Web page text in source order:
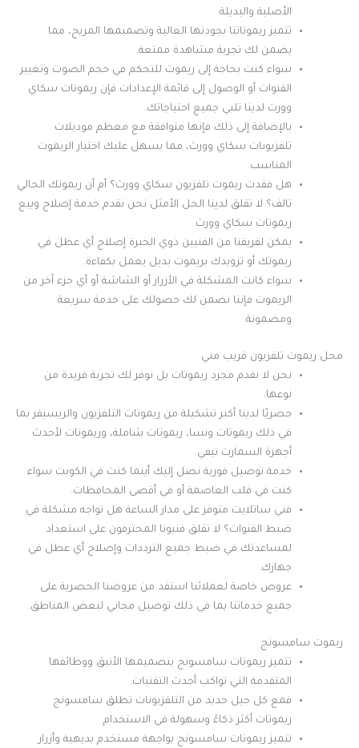
الأصلية والبديلة.
تتميز ريموتاتنا بجودتها العالية وتصميمها المريح، مما
يضمن لك تجربة مشاهدة ممتعة.
سواء كنت بحاجة إلى ريموت للتحكم في حجم الصوت وتغيير
القنوات أو الوصول إلى قائمة الإعدادات فإن ريموتات سكاي
وورث لدينا تلبي جميع احتياجاتك.
بالإضافة إلى ذلك فإنها متوافقة مع معظم موديلات
تلفزيونات سكاي وورث، مما يسهل عليك اختيار الريموت
المناسب.
هل فقدت ريموت تلفزيون سكاي وورث؟ أم أن ريموتك الحالي
تالف؟ لا تقلق لدينا الحل الأمثل نحن نقدم خدمة إصلاح وبيع
ريموتات سكاي وورث.
يمكن لفريقنا من الفنيين ذوي الخبرة إصلاح أي عطل في
ريموتك أو تزويدك بريموت بديل يعمل بكفاءة.
سواء كانت المشكلة في الأزرار أو الشاشة أو أي جزء آخر من
الريموت فإننا نضمن لك حصولك على خدمة سريعة
ومضمونة.
محل ريموت تلفزيون قريب مني
نحن لا نقدم مجرد ريموتات بل نوفر لك تجربة فريدة من
نوعها.
حصريًا لدينا أكبر تشكيلة من ريموتات التلفزيون والريسيفر بما
في ذلك ريموتات ونسا، ريموتات شاملة، وريموتات لأحدث
أجهزة السمارت تيفي.
خدمة توصيل فورية نصل إليك أينما كنت في الكويت سواء
كنت في قلب العاصمة أو في أقصى المحافظات.
فني ساتلايت متوفر على مدار الساعة هل تواجه مشكلة في
ضبط القنوات؟ لا تقلق فنيونا المحترفون على استعداد
لمساعدتك في ضبط جميع الترددات وإصلاح أي عطل في
جهازك.
عروض خاصة لعملائنا استفد من عروضنا الحصرية على
جميع خدماتنا بما في ذلك توصيل مجاني لبعض المناطق.
ريموت سامسونج
تتميز ريموتات سامسونج بتصميمها الأنيق ووظائفها
المتقدمة التي تواكب أحدث التقنيات.
فمع كل جيل جديد من التلفزيونات تطلق سامسونج
ريموتات أكثر ذكاءً وسهولة في الاستخدام.
تتميز ريموتات سامسونج بواجهة مستخدم بديهية وأزرار